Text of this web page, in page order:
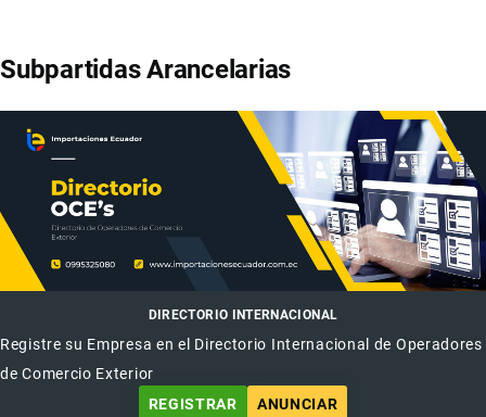
Subpartidas Arancelarias
DIRECTORIO INTERNACIONAL
Registre su Empresa en el Directorio Internacional de Operadores
de Comercio Exterior
REGISTRAR
ANUNCIAR